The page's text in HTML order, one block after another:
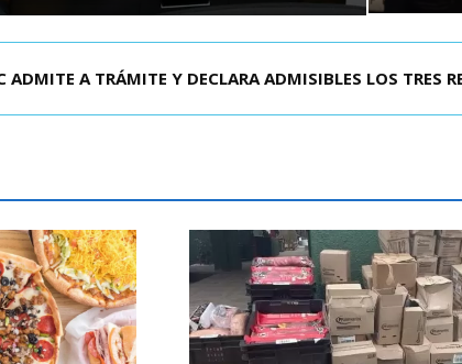
REVOCA PRISIÓN PREVENTIVA DE JOAQUÍN LAVÍN